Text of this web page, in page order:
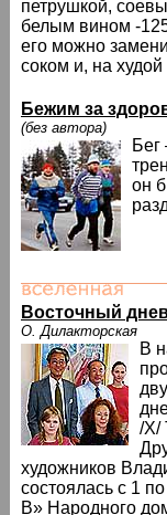
петрушкой,
белым вином -
его можно
соком и, на
Бежим за
(без автора)
Бег
он
Восточный
О. Дилакторская
В
/X/
художников
состоялась с 1
В» Народного